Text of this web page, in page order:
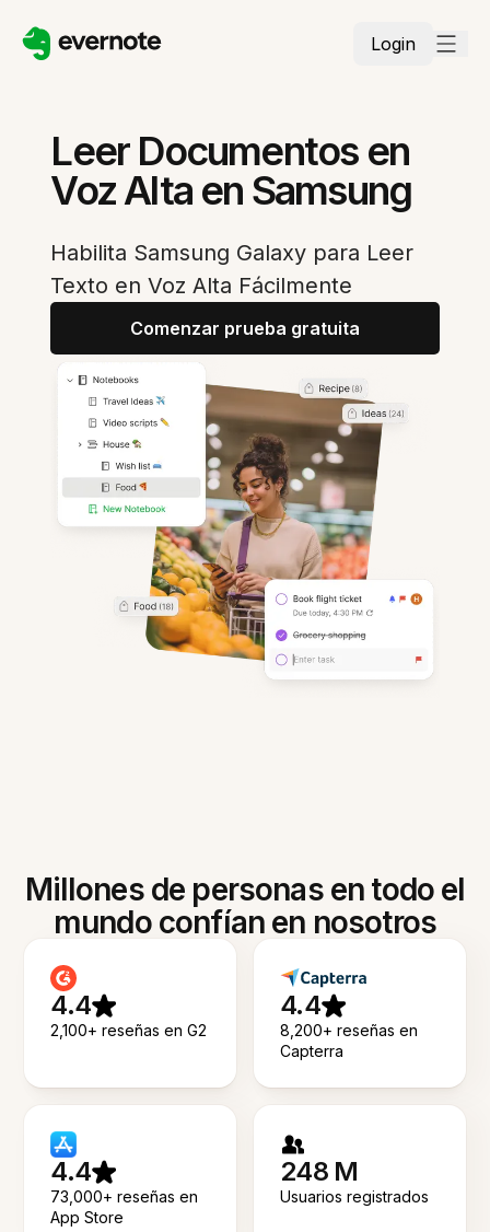
Login
Leer Documentos en
Voz Alta en Samsung
Habilita Samsung Galaxy para Leer
Texto en Voz Alta Fácilmente
Comenzar prueba gratuita
Millones de personas en todo el
mundo confían en nosotros
4.4
2,100+ reseñas en G2
4.4
8,200+ reseñas en
Capterra
4.4
73,000+ reseñas en
App Store
248 M
Usuarios registrados